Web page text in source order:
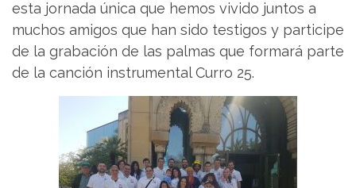
esta jornada única que hemos vivido juntos a
muchos amigos que han sido testigos y participe
de la grabación de las palmas que formará parte
de la canción instrumental Curro 25.